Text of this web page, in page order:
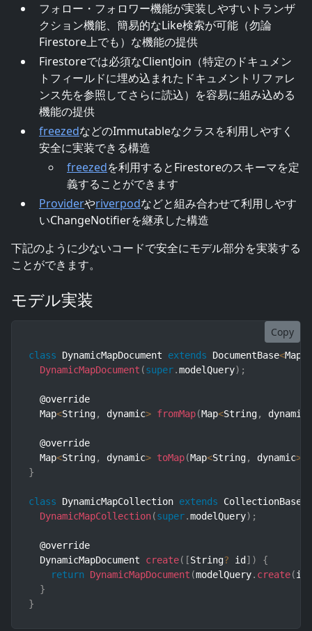
フォロー・フォロワー機能が実装しやすいトランザ
クション機能、簡易的なLike検索が可能（勿論
Firestore上でも）な機能の提供
Firestoreでは必須なClientJoin（特定のドキュメン
トフィールドに埋め込まれたドキュメントリファレ
ンス先を参照してさらに読込）を容易に組み込める
機能の提供
freezedなどのImmutableなクラスを利用しやすく
安全に実装できる構造
freezedを利用するとFirestoreのスキーマを定
義することができます
Providerやriverpodなどと組み合わせて利用しやす
いChangeNotifierを継承した構造
下記のように少ないコードで安全にモデル部分を実装する
ことができます。
モデル実装
Copy
class DynamicMapDocument extends DocumentBase<Map
DynamicMapDocument (super.modelQuery) ;
  @override
  Map
<String, dynamic> fromMap(Map<String, dynamic
  @override
  Map
<String, dynamic> toMap(Map<String, dynamic>
}
class DynamicMapCollection extends CollectionBase
DynamicMapCollection(super.modelQuery) ;
  @override
  DynamicMapDocument
create( [String? id ] )
{
return
DynamicMapDocument (modelQuery. create(id
}
}